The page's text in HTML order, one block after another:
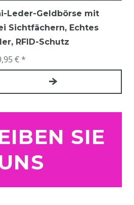
Leder-Geldbörse mit
Sichtfächern, Echtes
RFID-Schutz
€ *
SIE